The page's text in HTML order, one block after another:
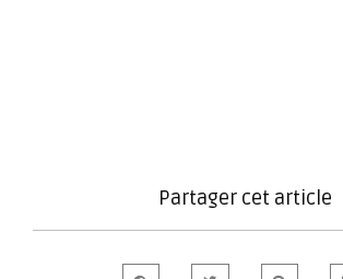
Partager cet article